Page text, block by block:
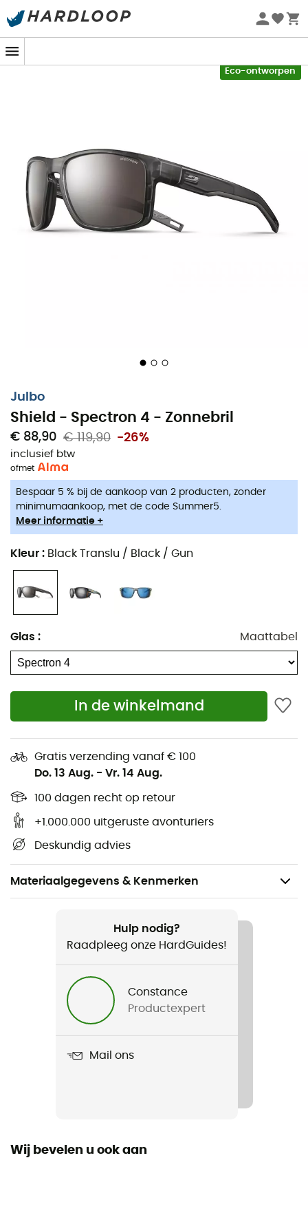
Zomeraanbiedingen 🔥 -5% EXTRA vanaf 2 producten* met
Eco-ontworpen
Julbo
Shield - Spectron 4 - Zonnebril
€ 88,90 € 119,90 -26%
inclusief btw
ofmet
Bespaar 5 % bij de aankoop van 2 producten, zonder
minimumaankoop, met de code Summer5.
Meer informatie +
Kleur : Black Translu / Black / Gun
Glas : Maattabel
In de winkelmand
Gratis verzending vanaf € 100
Do. 13 Aug. - Vr. 14 Aug.
100 dagen recht op retour
+1.000.000 uitgeruste avonturiers
Deskundig advies
Materiaalgegevens & Kenmerken
Wandelen / Trekking / Multi-activiteit
Heren / Dames
Hulp nodig?
Raadpleeg onze HardGuides!
Constance
Productexpert
Mail ons
Wij bevelen u ook aan